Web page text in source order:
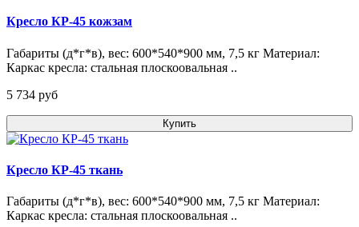
Кресло КР-45 кожзам
Габариты (д*г*в), вес: 600*540*900 мм, 7,5 кг Материал:
Каркас кресла: стальная плоскоовальная ..
5 734 pуб
Купить
Кресло КР-45 ткань
Габариты (д*г*в), вес: 600*540*900 мм, 7,5 кг Материал:
Каркас кресла: стальная плоскоовальная ..